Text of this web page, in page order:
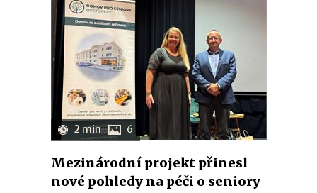
2 min 6
Mezinárodní projekt přinesl
nové pohledy na péči o seniory